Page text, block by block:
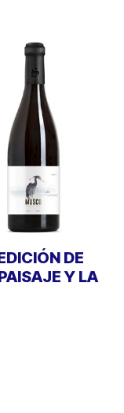
DE
Y LA